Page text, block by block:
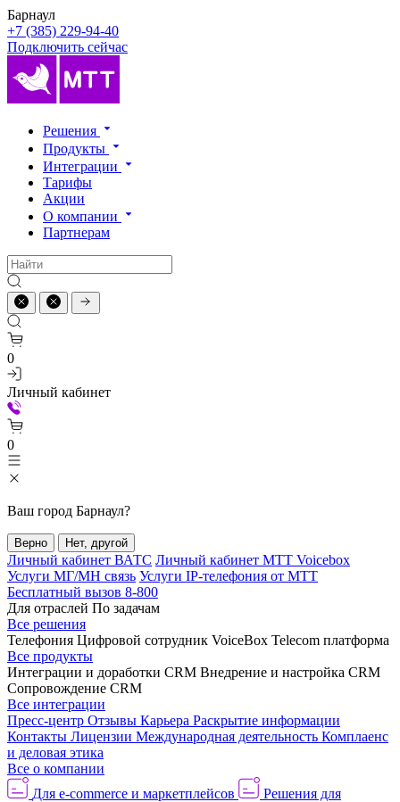
Барнаул
+7 (385) 229-94-40
Подключить сейчас
Решения
Продукты
Интеграции
Тарифы
Акции
О компании
Партнерам
0
Личный кабинет
0
Ваш город Барнаул?
Верно Нет, другой
Личный кабинет ВАТС Личный кабинет МТТ Voicebox
Услуги МГ/МН связь Услуги IP-телефония от МТТ
Бесплатный вызов 8-800
Для отраслей По задачам
Все решения
Телефония Цифровой сотрудник VoiceBox Telecom платформа
Все продукты
Интеграции и доработки CRM Внедрение и настройка CRM
Сопровождение CRM
Все интеграции
Пресс-центр Отзывы Карьера Раскрытие информации
Контакты Лицензии Международная деятельность Комплаенс
и деловая этика
Все о компании
Для e-commerce и маркетплейсов
Решения для